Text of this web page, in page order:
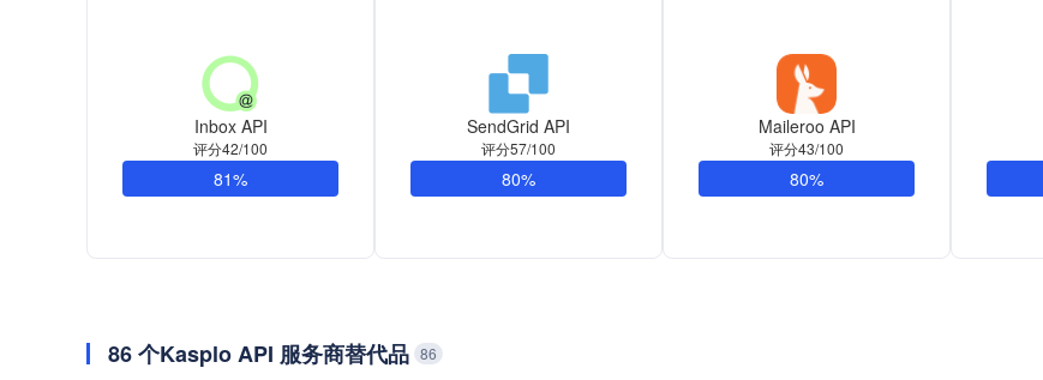
Inbox API
评分42/100
81%
SendGrid API
评分57/100
80%
Maileroo API
评分43/100
80%
86 个Kasplo API 服务商替代品 86